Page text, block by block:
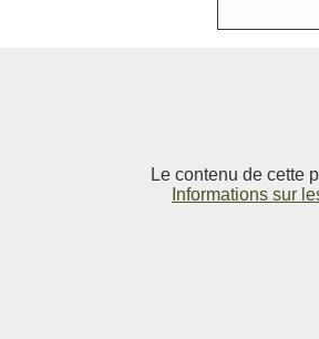
Le contenu de cette
Informations sur